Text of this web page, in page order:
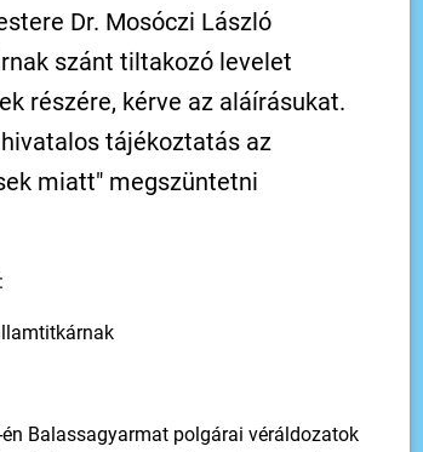
Dr. Mosóczi László
szánt tiltakozó levelet
részére, kérve az aláírásukat.
tájékoztatás az
miatt" megszüntetni
Balassagyarmat polgárai véráldozatok